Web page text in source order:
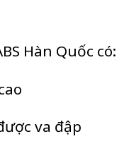
Hàn Quốc có:
va đập